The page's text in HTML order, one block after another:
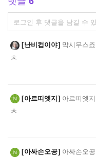
댓
글
쓰
기
난비컵이야 막시무스죠
ㅊ
아르띠엣지 아르띠엣지
ㅊ
아싸손오공 아싸손오공